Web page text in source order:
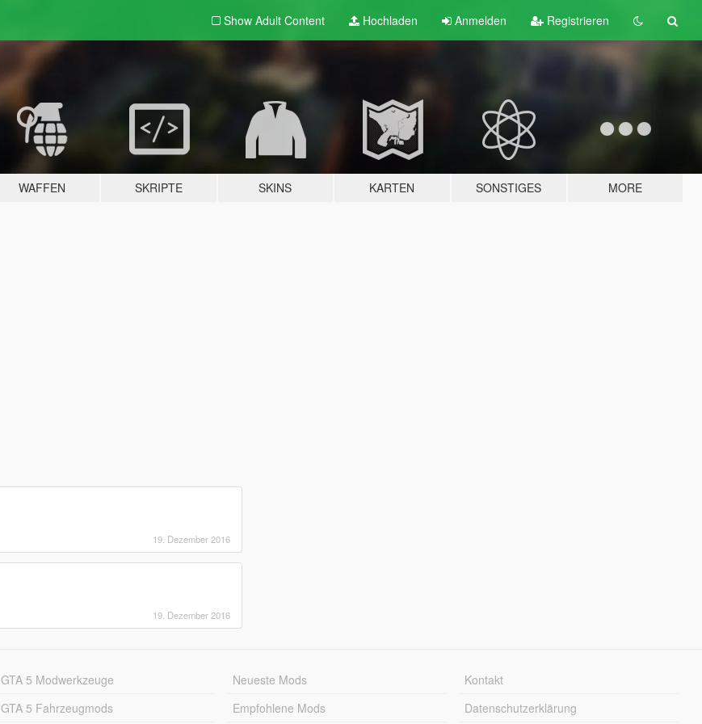
Show Adult Content Hochladen Anmelden Registrieren
WAFFEN SKRIPTE SKINS KARTEN SONSTIGES MORE
19. Dezember 2016
19. Dezember 2016
GTA 5 Modwerkzeuge
GTA 5 Fahrzeugmods
Neueste Mods
Empfohlene Mods
Kontakt
Datenschutzerklärung